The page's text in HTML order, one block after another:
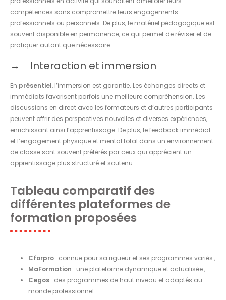
compétences sans compromettre leurs engagements
professionnels ou personnels. De plus, le matériel pédagogique est
souvent disponible en permanence, ce qui permet de réviser et de
pratiquer autant que nécessaire.
Interaction et immersion
En présentiel, l’immersion est garantie. Les échanges directs et
immédiats favorisent parfois une meilleure compréhension. Les
discussions en direct avec les formateurs et d’autres participants
peuvent offrir des perspectives nouvelles et diverses expériences,
enrichissant ainsi l’apprentissage. De plus, le feedback immédiat
et l’engagement physique et mental total dans un environnement
de classe sont souvent préférés par ceux qui apprécient un
apprentissage plus structuré et soutenu.
Tableau comparatif des
différentes plateformes de
formation proposées
Cforpro : connue pour sa rigueur et ses programmes variés ;
MaFormation : une plateforme dynamique et actualisée ;
Cegos : des programmes de haut niveau et adaptés au
monde professionnel.